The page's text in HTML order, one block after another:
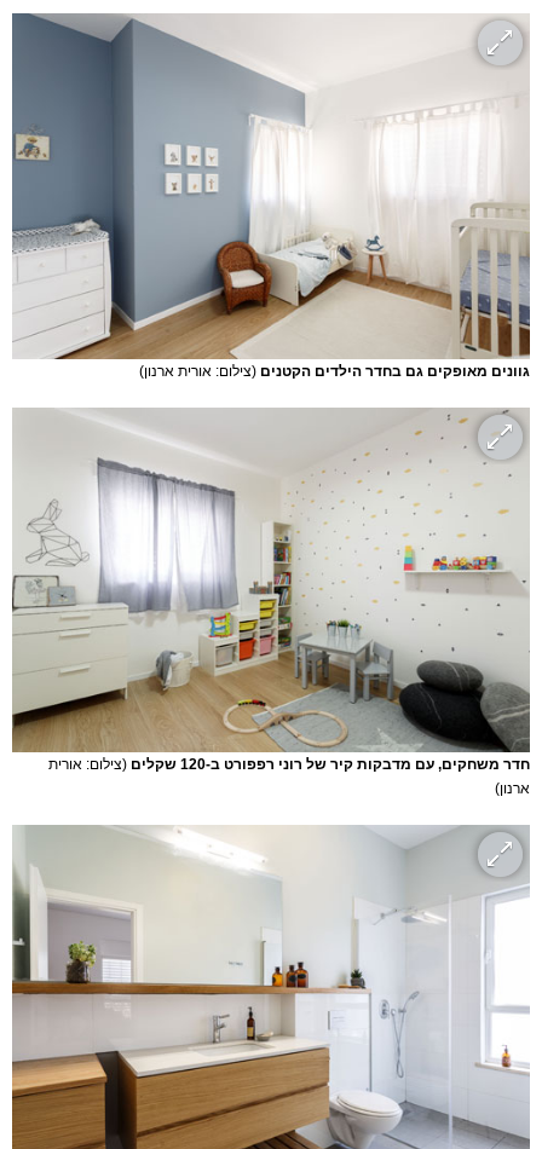
גוונים מאופקים גם בחדר הילדים הקטנים (צילום: אורית ארנון)
חדר משחקים, עם מדבקות קיר של רוני רפפורט ב-120 שקלים
(צילום: אורית
ארנון)